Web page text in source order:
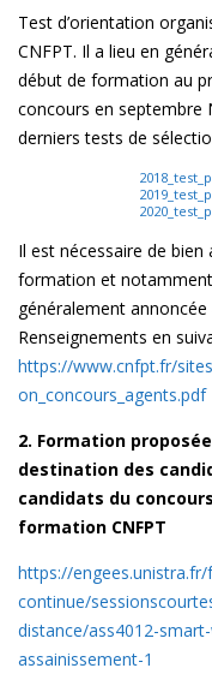
Test d’orientation
CNFPT. Il a lieu en
début de formation au
concours en septembre
derniers tests de
Il est nécessaire de
formation et
généralement
Renseignements en
https://www.cnfpt.fr/
on_concours_agents.pdf
2. Formation proposée
destination des
candidats du
formation CNFPT
https://
continue/
distance/ass4012-
assainissement-1